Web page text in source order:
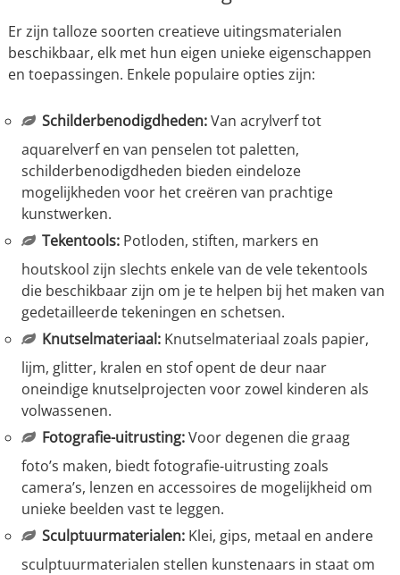
Er zijn talloze soorten creatieve uitingsmaterialen
beschikbaar, elk met hun eigen unieke eigenschappen
en toepassingen. Enkele populaire opties zijn:
Schilderbenodigdheden:Van acrylverf tot
aquarelverf en van penselen tot paletten,
schilderbenodigdheden bieden eindeloze
mogelijkheden voor het creëren van prachtige
kunstwerken.
Tekentools:Potloden, stiften, markers en
houtskool zijn slechts enkele van de vele tekentools
die beschikbaar zijn om je te helpen bij het maken van
gedetailleerde tekeningen en schetsen.
Knutselmateriaal:Knutselmateriaal zoals papier,
lijm, glitter, kralen en stof opent de deur naar
oneindige knutselprojecten voor zowel kinderen als
volwassenen.
Fotografie-uitrusting:Voor degenen die graag
foto’s maken, biedt fotografie-uitrusting zoals
camera’s, lenzen en accessoires de mogelijkheid om
unieke beelden vast te leggen.
Sculptuurmaterialen:Klei, gips, metaal en andere
sculptuurmaterialen stellen kunstenaars in staat om